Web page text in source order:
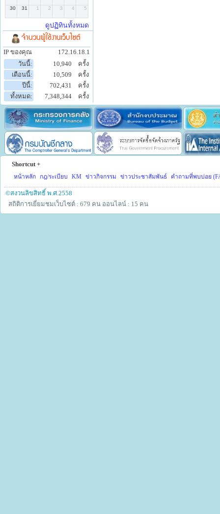
จำนวนผู้ใช้งานเว็บไซต์
IP ของคุณ
172.16.18.1
วันนี้:
10,940
ครั้ง
เดือนนี้:
10,509
ครั้ง
ปีนี้:
702,431
ครั้ง
ทั้งหมด:
7,348,344 ครั้ง
Shortcut +
หน้าหลัก กฎ/ระเบียบ KM ข่าวกิจกรรม ข่าวประชาสัมพันธ์ คำถามที่พบบ่อย
©สงวนลิขสิทธิ์ พ.ศ.2558
สถิติการเยี่ยมชมเว็บไซต์ : 679 คน ออนไลน์ : 15 คน